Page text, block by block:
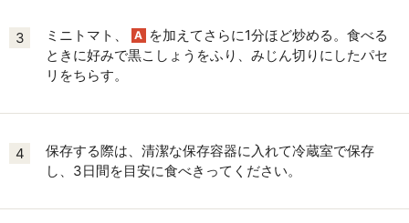
3 ミニトマト、 A を加えてさらに1分ほど炒める。食べる
ときに好みで黒こしょうをふり、みじん切りにしたパセ
リをちらす。
4
保存する際は、清潔な保存容器に入れて冷蔵室で保存
し、3日間を目安に食べきってください。